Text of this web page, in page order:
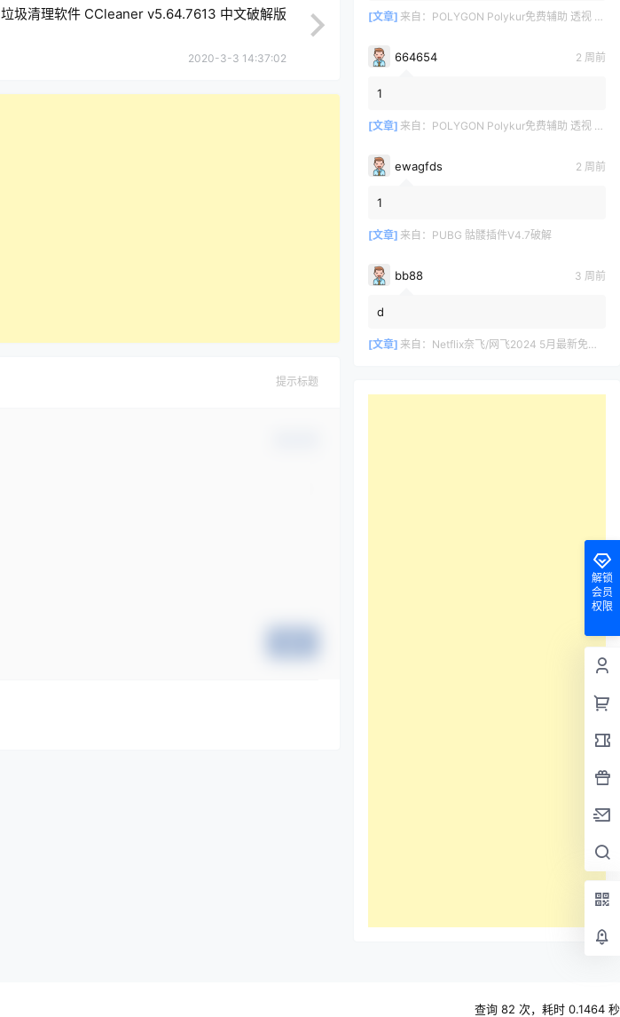
垃圾清理软件 CCleaner v5.64.7613 中文破解版
2020-3-3 14:37:02
提示标题
[文章] 来自： POLYGON Polykur免费辅助 透视 无后座 v2.1
664654 2 周前
1
[文章] 来自： POLYGON Polykur免费辅助 透视 无后座 v2.1
ewagfds 2 周前
1
[文章] 来自： PUBG 骷髅插件V4.7破解
bb88 3 周前
d
[文章] 来自： Netflix奈飞/网飞2024 5月最新免费共享账号
解锁
会员
权限
查询 82 次，耗时 0.1464 秒